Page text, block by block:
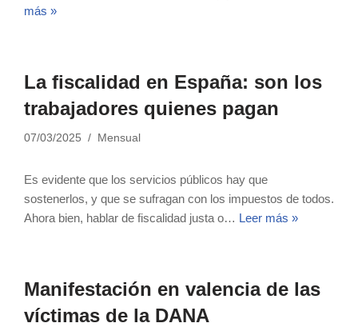
más »
La fiscalidad en España: son los
trabajadores quienes pagan
07/03/2025 Mensual
Es evidente que los servicios públicos hay que
sostenerlos, y que se sufragan con los impuestos de todos.
Ahora bien, hablar de fiscalidad justa o… Leer más »
Manifestación en valencia de las
víctimas de la DANA